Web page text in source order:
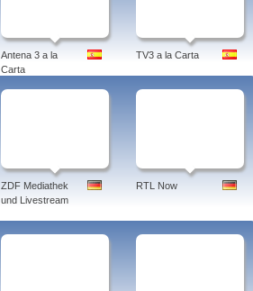
Antena 3 a la
Carta
TV3 a la Carta
ZDF Mediathek
und Livestream
RTL Now